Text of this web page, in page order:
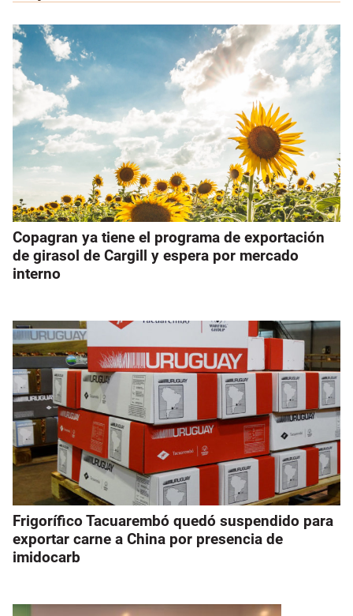
Copagran ya tiene el programa de exportación
de girasol de Cargill y espera por mercado
interno
Frigorífico Tacuarembó quedó suspendido para
exportar carne a China por presencia de
imidocarb